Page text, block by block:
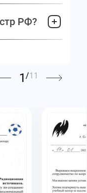
РФ?
1 /11